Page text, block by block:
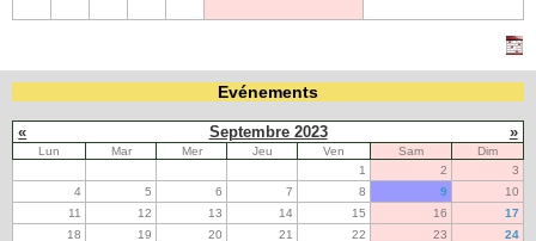
Demander un nouveau mot de passe
Evénements
« Septembre 2023 »
Lun Mar Mer Jeu Ven Sam
Dim
1
2
3
4
5 6 7 8 9
10
11
12 13 14 15 16
17
18
19 20 21 22 23
24